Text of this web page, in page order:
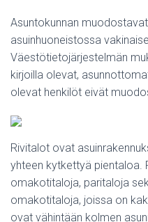
Asuntokunnan
asuinhuoneistossa
Väestötietojärjestelmän
kirjoilla olevat,
olevat henkilöt eivät
Rivitalot ovat
yhteen kytkettyä pientaloa.
omakotitaloja, paritaloja
omakotitaloja, joissa on
ovat vähintään kolmen